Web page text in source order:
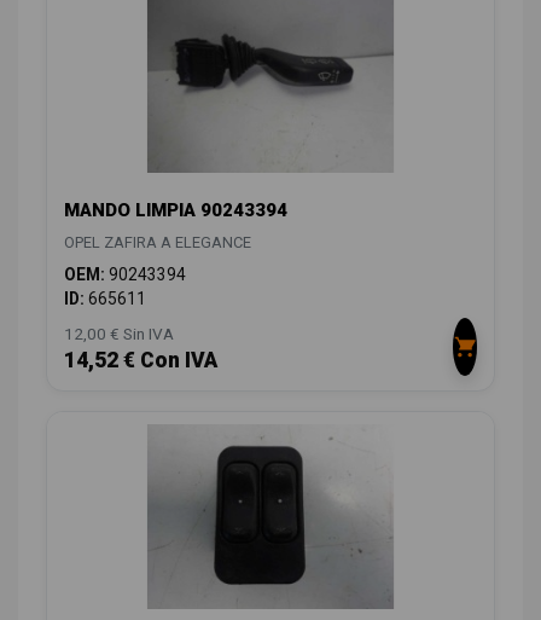
MANDO LIMPIA 90243394
OPEL ZAFIRA A ELEGANCE
OEM: 90243394
ID: 665611
12,00 € Sin IVA
14,52 € Con IVA